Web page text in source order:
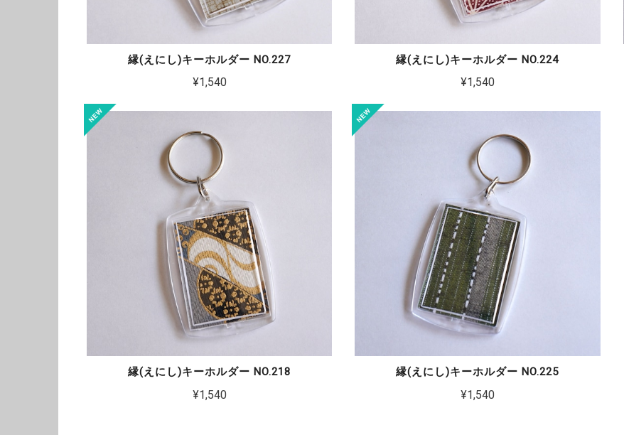
縁(えにし)キーホルダー NO.227
¥1,540
縁(えにし)キーホルダー NO.224
¥1,540
縁(えにし)キーホルダー NO.218
¥1,540
縁(えにし)キーホルダー NO.225
¥1,540